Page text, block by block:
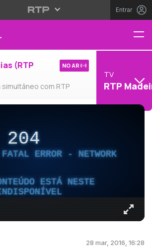
Entrar
(RTP
simultâneo com RTP
NO AR
TV
RTP
204
ERROR - NETWORK
ESTÁ NESTE
28 mar, 2016, 16:28